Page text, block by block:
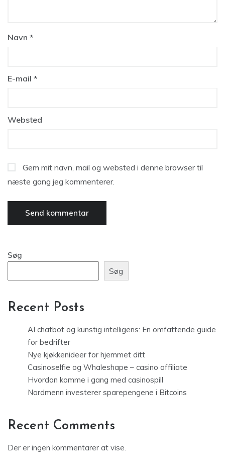
Navn *
E-mail *
Websted
Gem mit navn, mail og websted i denne browser til
næste gang jeg kommenterer.
Søg
Søg
Recent Posts
AI chatbot og kunstig intelligens: En omfattende guide
for bedrifter
Nye kjøkkenideer for hjemmet ditt
Casinoselfie og Whaleshape – casino affiliate
Hvordan komme i gang med casinospill
Nordmenn investerer sparepengene i Bitcoins
Recent Comments
Der er ingen kommentarer at vise.